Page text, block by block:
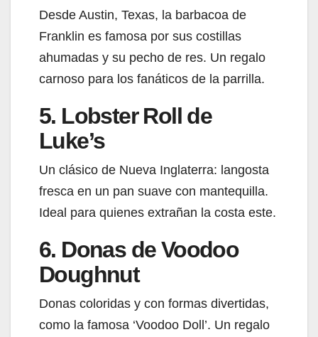
Desde Austin, Texas, la barbacoa de
Franklin es famosa por sus costillas
ahumadas y su pecho de res. Un regalo
carnoso para los fanáticos de la parrilla.
5. Lobster Roll de
Luke’s
Un clásico de Nueva Inglaterra: langosta
fresca en un pan suave con mantequilla.
Ideal para quienes extrañan la costa este.
6. Donas de Voodoo
Doughnut
Donas coloridas y con formas divertidas,
como la famosa ‘Voodoo Doll’. Un regalo